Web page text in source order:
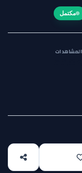
مكتمل
المشاهدات